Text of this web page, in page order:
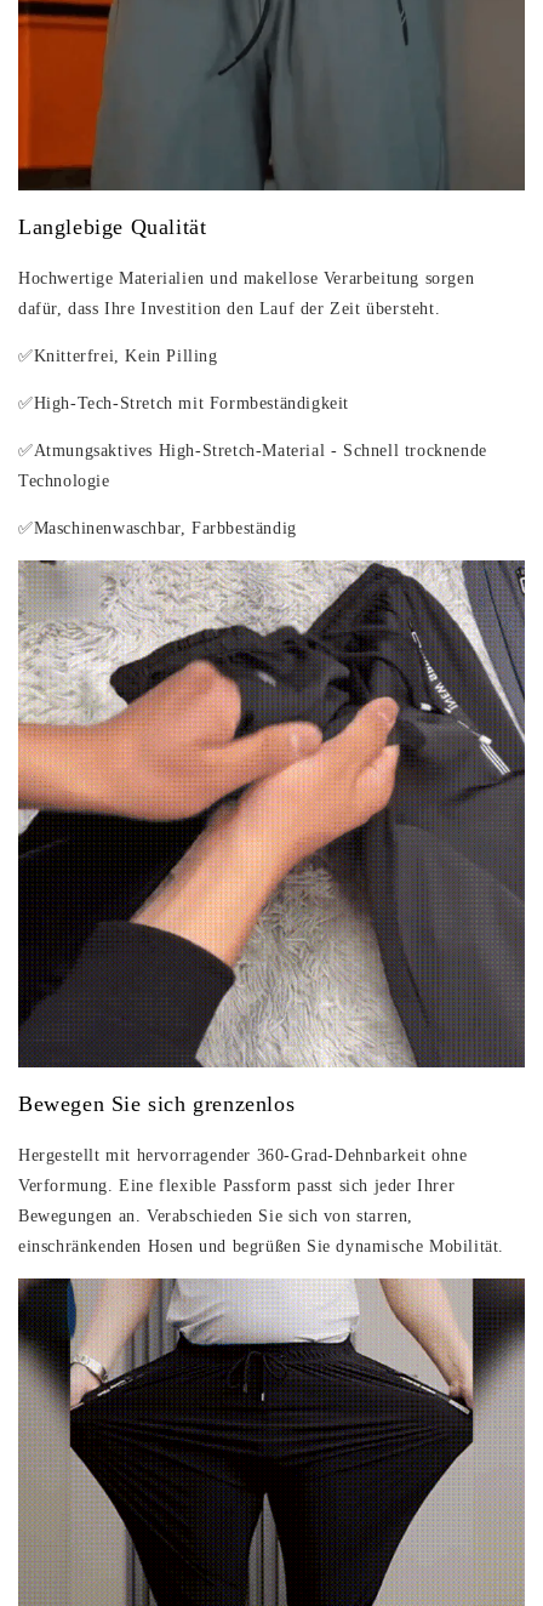
Langlebige Qualität
Hochwertige Materialien und makellose Verarbeitung sorgen
dafür,dass Ihre Investition den Lauf der Zeit übersteht.
✅Knitterfrei, Kein Pilling
✅High-Tech-Stretch mit Formbeständigkeit
✅Atmungsaktives High-Stretch-Material - Schnell trocknende
Technologie
✅Maschinenwaschbar, Farbbeständig
Bewegen Sie sich grenzenlos
Hergestellt mit hervorragender 360-Grad-Dehnbarkeit ohne
Verformung. Eineflexible Passform passt sich jeder Ihrer
Bewegungen an. Verabschieden Sie sich von starren,
einschränkenden Hosen und begrüßen Sie dynamische Mobilität.